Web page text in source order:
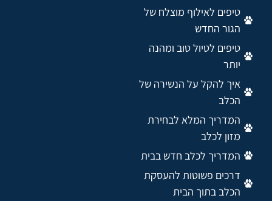
טיפים לאילוף מוצלח של
הגור החדש
טיפים לטיול טוב ומהנה
יותר
איך להקל על הנשירה של
הכלב
המדריך המלא לבחירת
מזון לכלב
המדריך לכלב חדש בבית
דרכים פשוטות להעסקת
הכלב בתוך הבית